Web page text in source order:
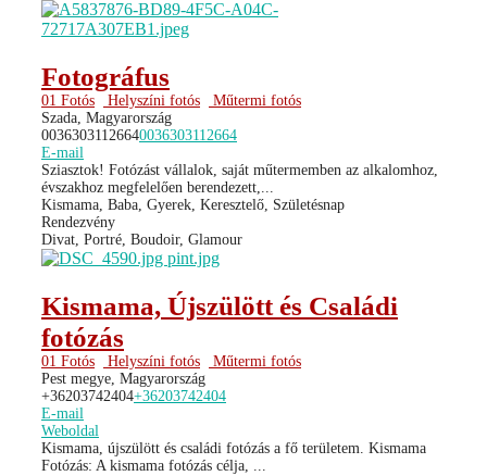
Fotográfus
01 Fotós Helyszíni fotós
Műtermi fotós
Szada, Magyarország
00363031126640036303112664
E-mail
Sziasztok! Fotózást vállalok, saját műtermemben az alkalomhoz,
évszakhoz megfelelően berendezett,...
Kismama, Baba, Gyerek, Keresztelő, Születésnap
Rendezvény
Divat, Portré, Boudoir, Glamour
Kismama, Újszülött és Családi
fotózás
01 Fotós Helyszíni fotós
Műtermi fotós
Pest megye, Magyarország
+36203742404+36203742404
E-mail
Weboldal
Kismama, újszülött és családi fotózás a fő területem. Kismama
Fotózás: A kismama fotózás célja, ...